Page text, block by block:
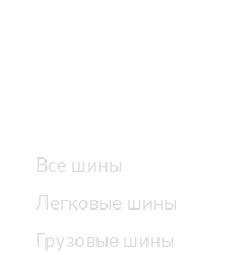
Все шины
Легковые шины
Грузовые шины